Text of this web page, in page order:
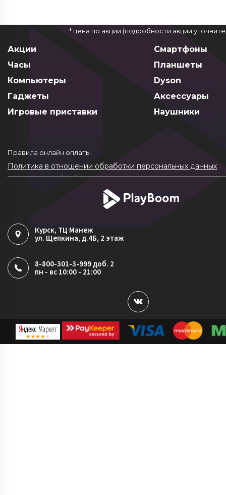
* цена по акции (подробности акции
Акции
Смартфоны
Часы
Планшеты
Компьютеры
Dyson
Гаджеты
Аксессуары
Игровые приставки
Наушники
Правила онлайн оплаты
Политика в отношении обработки персональных данных
Согласие на обработку ПДн
Политика обработки файлов cookie
Курск, ТЦ Манеж
ул. Щепкина, д.4Б, 2 этаж
8-800-301-3-999 доб. 2
пн - вс 10:00 - 21:00